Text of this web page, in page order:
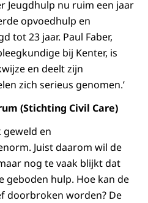
Jeugdhulp nu ruim een jaar
opvoedhulp en
tot 23 jaar. Paul Faber,
bij Kenter, is
en deelt zijn
zich serieus genomen.’
(Stichting Civil Care)
geweld en
Juist daarom wil de
nog te vaak blijkt dat
geboden hulp. Hoe kan de
doorbroken worden? De